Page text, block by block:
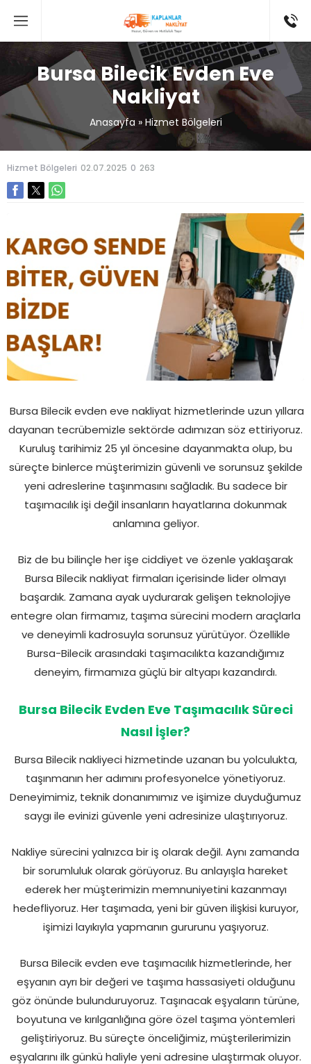
Bursa Bilecik Evden Eve
Nakliyat
Anasayfa» Hizmet Bölgeleri
Hizmet Bölgeleri 02.07.2025 0 263
Bursa Bilecik evden eve nakliyat hizmetlerinde uzun yıllara
dayanan tecrübemizle sektörde adımızan söz ettiriyoruz.
Kuruluş tarihimiz 25 yıl öncesine dayanmakta olup, bu
süreçte binlerce müşterimizin güvenli ve sorunsuz şekilde
yeni adreslerine taşınmasını sağladık. Bu sadece bir
taşımacılık işi değil insanların hayatlarına dokunmak
anlamına geliyor.
Biz de bu bilinçle her işe ciddiyet ve özenle yaklaşarak
Bursa Bilecik nakliyat firmaları içerisinde lider olmayı
başardık. Zamana ayak uydurarak gelişen teknolojiye
entegre olan firmamız, taşıma sürecini modern araçlarla
ve deneyimli kadrosuyla sorunsuz yürütüyor. Özellikle
Bursa-Bilecik arasındaki taşımacılıkta kazandığımız
deneyim, firmamıza güçlü bir altyapı kazandırdı.
Bursa Bilecik Evden Eve Taşımacılık Süreci
Nasıl İşler?
Bursa Bilecik nakliyeci hizmetinde uzanan bu yolculukta,
taşınmanın her adımını profesyonelce yönetiyoruz.
Deneyimimiz, teknik donanımımız ve işimize duyduğumuz
saygı ile evinizi güvenle yeni adresinize ulaştırıyoruz.
Nakliye sürecini yalnızca bir iş olarak değil. Aynı zamanda
bir sorumluluk olarak görüyoruz. Bu anlayışla hareket
ederek her müşterimizin memnuniyetini kazanmayı
hedefliyoruz. Her taşımada, yeni bir güven ilişkisi kuruyor,
işimizi layıkıyla yapmanın gururunu yaşıyoruz.
Bursa Bilecik evden eve taşımacılık hizmetlerinde, her
eşyanın ayrı bir değeri ve taşıma hassasiyeti olduğunu
göz önünde bulunduruyoruz. Taşınacak eşyaların türüne,
boyutuna ve kırılganlığına göre özel taşıma yöntemleri
geliştiriyoruz. Bu süreçte önceliğimiz, müşterilerimizin
eşyalarını ilk günkü haliyle yeni adresine ulaştırmak oluyor.